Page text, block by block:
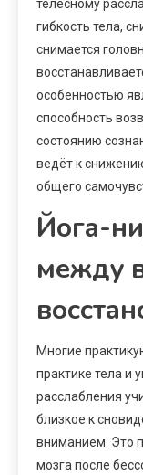
телесному
гибкость тела,
снимается
особенностью
способность
состоянию
ведёт к
общего
Йога-
между
Многие
практике тела и
расслабления
близкое к
вниманием. Это
мозга после